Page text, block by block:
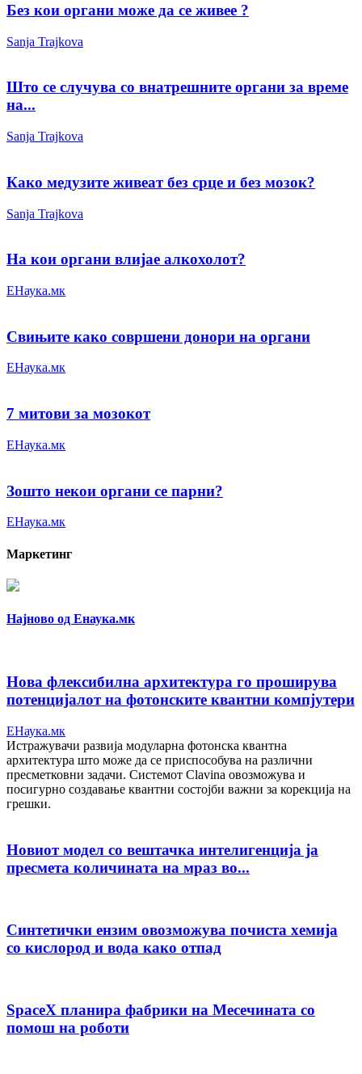
Без кои органи може да се живее ?
Sanja Trajkova
Што се случува со внатрешните органи за време
на...
Sanja Trajkova
Како медузите живеат без срце и без мозок?
Sanja Trajkova
На кои органи влијае алкохолот?
ЕНаука.мк
Свињите како совршени донори на органи
ЕНаука.мк
7 митови за мозокот
ЕНаука.мк
Зошто некои органи се парни?
ЕНаука.мк
Маркетинг
Најново од Енаука.мк
Нова флексибилна архитектура го проширува
потенцијалот на фотонските квантни компјутери
ЕНаука.мк
Истражувачи развија модуларна фотонска квантна
архитектура што може да се приспособува на различни
пресметковни задачи. Системот Clavina овозможува и
посигурно создавање квантни состојби важни за корекција на
грешки.
Новиот модел со вештачка интелигенција ја
пресмета количината на мраз во...
Синтетички ензим овозможува почиста хемија
со кислород и вода како отпад
SpaceX планира фабрики на Месечината со
помош на роботи